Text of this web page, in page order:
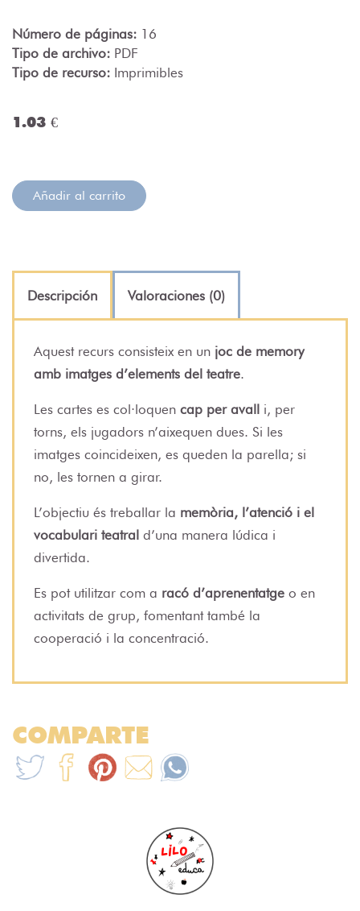
Número de páginas: 16
Tipo de archivo: PDF
Tipo de recurso: Imprimibles
1.03 €
Añadir al carrito
Descripción Valoraciones (0)
Aquest recurs consisteix en un joc de memory
amb imatges d’elements del teatre.
Les cartes es col·loquen cap per avall i, per
torns, els jugadors n’aixequen dues. Si les
imatges coincideixen, es queden la parella; si
no, les tornen a girar.
L’objectiu és treballar la memòria, l’atenció i el
vocabulari teatral d’una manera lúdica i
divertida.
Es pot utilitzar com a racó d’aprenentatge o en
activitats de grup, fomentant també la
cooperació i la concentració.
COMPARTE